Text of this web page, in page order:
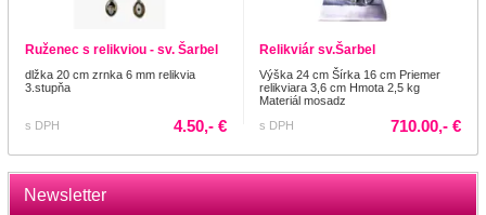
Newsletter
Ruženec s relikviou - sv. Šarbel
dlžka 20 cm zrnka 6 mm relikvia
3.stupňa
s DPH 4.50,- €
Relikviár sv.Šarbel
Výška 24 cm Šírka 16 cm Priemer
relikviara 3,6 cm Hmota 2,5 kg
Materiál mosadz
s DPH
710.00,- €